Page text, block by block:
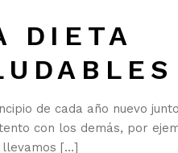
DIETA
de cada año nuevo
con los demás, por
llevamos […]